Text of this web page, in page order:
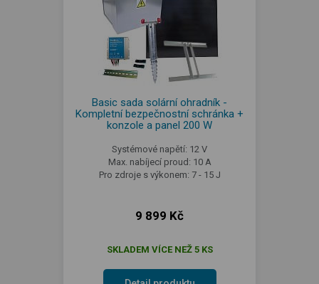
Basic sada solární ohradník -
Kompletní bezpečnostní schránka +
konzole a panel 200 W
Systémové napětí: 12 V
Max. nabíjecí proud: 10 A
Pro zdroje s výkonem: 7 - 15 J
9 899 Kč
SKLADEM VÍCE NEŽ 5 KS